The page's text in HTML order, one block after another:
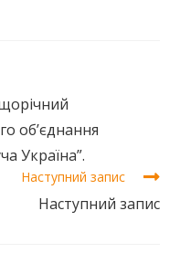
об’єднання
Україна”.
Наступний запис
Наступний запис